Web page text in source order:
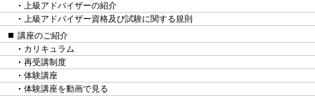
上級アドバイザーの紹介
上級アドバイザー資格及び試験に関する規則
講座のご紹介
カリキュラム
再受講制度
体験講座
体験講座を動画で見る